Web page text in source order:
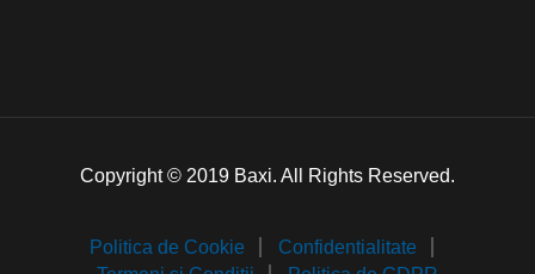
Copyright © 2019 Baxi. All Rights Reserved.
Politica de Cookie
Confidentialitate